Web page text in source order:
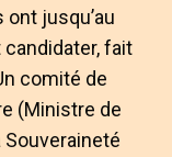
jusqu’au
fait
comité de
(Ministre de
Souveraineté